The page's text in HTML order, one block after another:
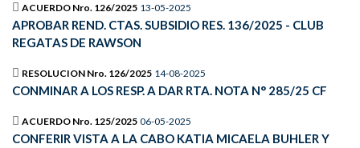
ACUERDO Nro. 126/2025 13-05-2025
APROBAR REND. CTAS. SUBSIDIO RES. 136/2025 - CLUB
REGATAS DE RAWSON
RESOLUCION Nro. 126/2025 14-08-2025
CONMINAR A LOS RESP. A DAR RTA. NOTA N° 285/25 CF
ACUERDO Nro. 125/2025 06-05-2025
CONFERIR VISTA A LA CABO KATIA MICAELA BUHLER Y